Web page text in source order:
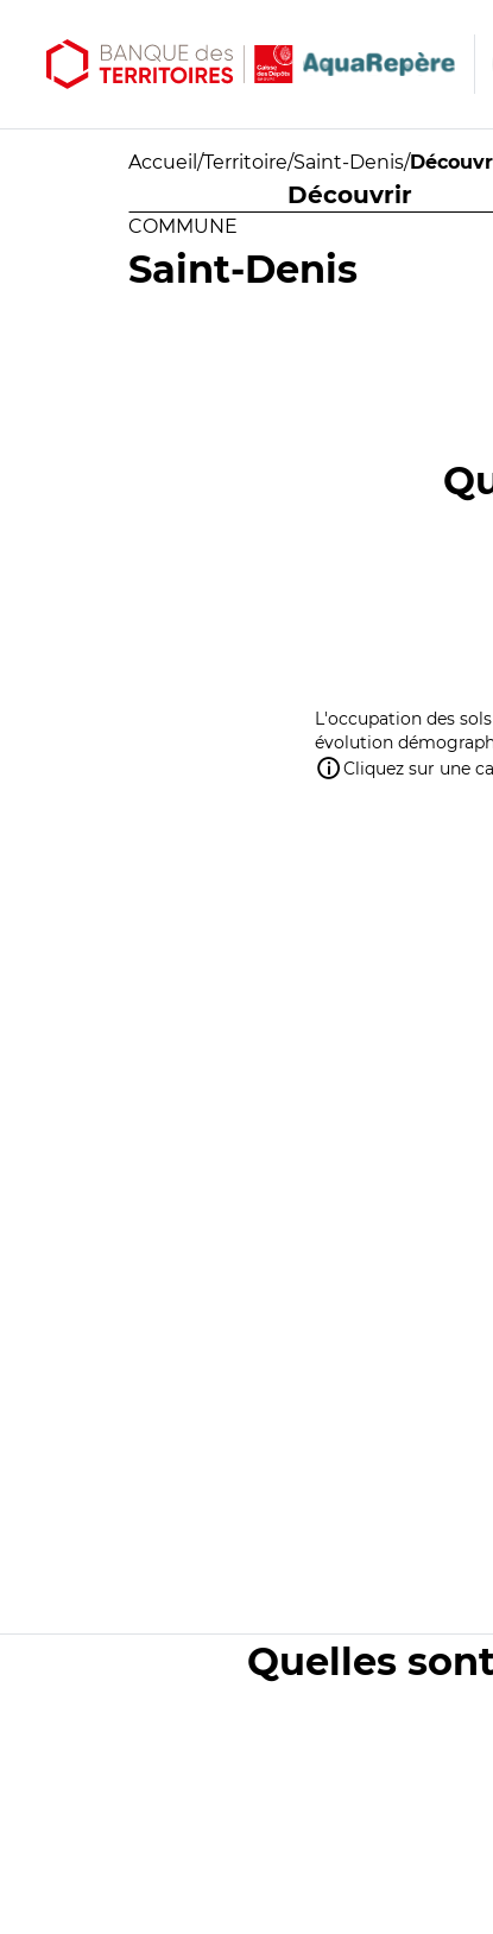
Accueil /Territoire/Saint-Denis/
Découvrir
COMMUNE
Saint-Denis
L'occupation des
évolution
Cliquez sur une
Quelles